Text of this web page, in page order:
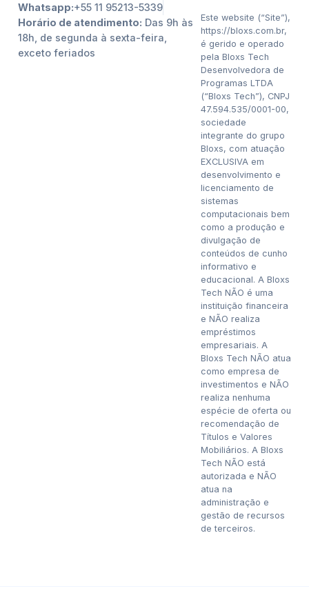
Whatsapp:+55 11 95213-5339
Horário de atendimento: Das 9h às
18h, de segunda à sexta-feira,
exceto feriados
Este website (“Site”),
https://bloxs.com.br,
é gerido e operado
pela Bloxs Tech
Desenvolvedora de
Programas LTDA
(“Bloxs Tech”), CNPJ
47.594.535/0001-00,
sociedade
integrante do grupo
Bloxs, com atuação
EXCLUSIVA em
desenvolvimento e
licenciamento de
sistemas
computacionais bem
como a produção e
divulgação de
conteúdos de cunho
informativo e
educacional. A Bloxs
Tech NÃO é uma
instituição financeira
e NÃO realiza
empréstimos
empresariais. A
Bloxs Tech NÃO atua
como empresa de
investimentos e NÃO
realiza nenhuma
espécie de oferta ou
recomendação de
Títulos e Valores
Mobiliários. A Bloxs
Tech NÃO está
autorizada e NÃO
atua na
administração e
gestão de recursos
de terceiros.